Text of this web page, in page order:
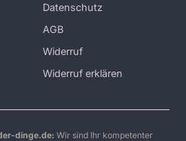
Datenschutz
AGB
Widerruf
Widerruf erklären
dinge.de: Wir sind Ihr kompetenter